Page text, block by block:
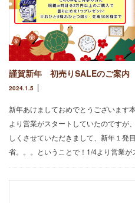
謹賀新年 初売りSALEのご案内
2024.1.5
新年あけましておめでとうございます
より営業がスタートしていたのですが
しくさせていただきまして、新年１
省。。。ということで！1/4より営業